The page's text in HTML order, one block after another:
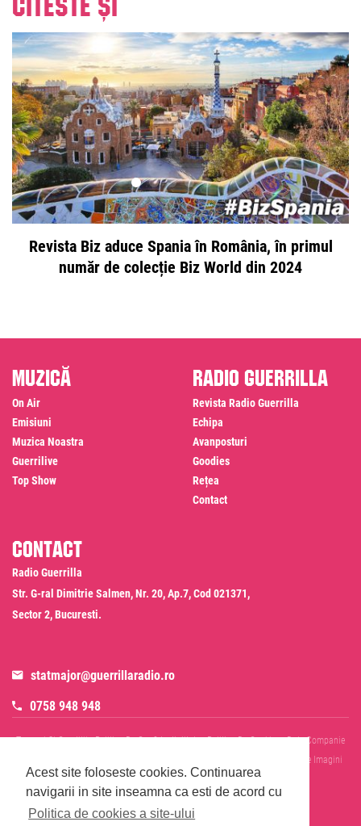
Acest site foloseste cookies. Continuarea
navigarii in site inseamna ca esti de acord cu
Politica de cookies a site-ului
Revista Biz aduce Spania în România, în primul
număr de colecție Biz World din 2024
Muzică
On Air
Emisiuni
Muzica Noastra
Guerrilive
Top Show
Radio Guerrilla
Revista Radio Guerrilla
Echipa
Avanposturi
Goodies
Rețea
Contact
Contact
Radio Guerrilla
Str. G-ral Dimitrie Salmen, Nr. 20, Ap.7, Cod 021371,
Sector 2, Bucuresti.
statmajor@guerrillaradio.ro
0758 948 948
Termeni Si Conditii Politica De Confidentialitate Politica De Cookies
Date Companie
Informare Prelucrare Imagini
Evenimente
Cod Deontologic